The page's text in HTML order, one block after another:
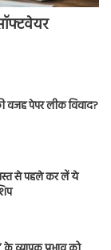
वजह पेपर लीक विवाद?
से पहले कर लें ये